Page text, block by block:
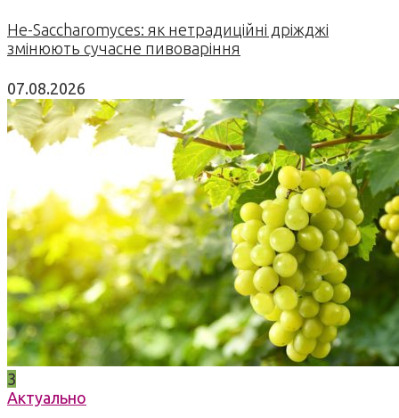
Не-Saccharomyces: як нетрадиційні дріжджі
змінюють сучасне пивоваріння
07.08.2026
3
Актуально